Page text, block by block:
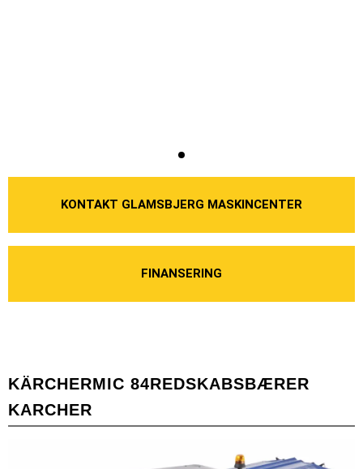
KONTAKT GLAMSBJERG MASKINCENTER
FINANSERING
KÄRCHERMIC 84REDSKABSBÆRER
KARCHER